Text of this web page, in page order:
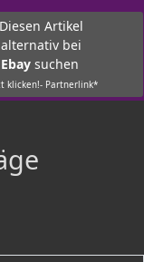
Diesen Artikel
alternativ bei
Ebay suchen
klicken!- Partnerlink*